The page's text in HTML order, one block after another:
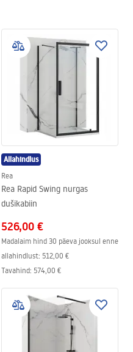
Allahindlus
Rea
Rea Rapid Swing nurgas
dušikabiin
526,00 €
Madalaim hind 30 päeva jooksul enne
allahindlust: 512,00 €
Tavahind: 574,00 €